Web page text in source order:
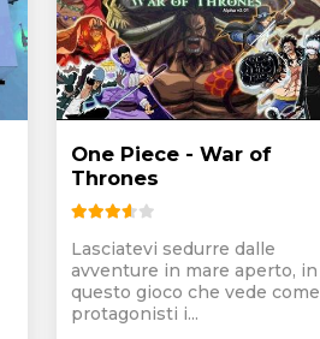
One Piece - War of
Thrones
Lasciatevi sedurre dalle
avventure in mare aperto, in
questo gioco che vede come
protagonisti i...